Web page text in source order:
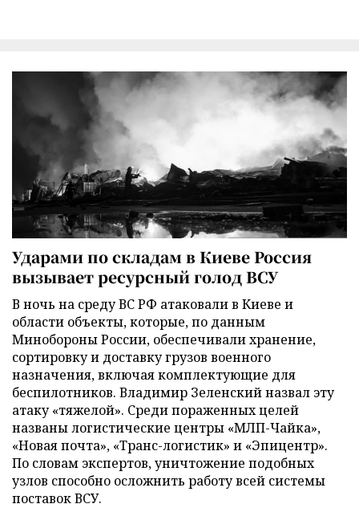
Ударами по складам в Киеве Россия
вызывает ресурсный голод ВСУ
В ночь на среду ВС РФ атаковали в Киеве и
области объекты, которые, по данным
Минобороны России, обеспечивали хранение,
сортировку и доставку грузов военного
назначения, включая комплектующие для
беспилотников. Владимир Зеленский назвал эту
атаку «тяжелой». Среди пораженных целей
названы логистические центры «МЛП-Чайка»,
«Новая почта», «Транс-логистик» и «Эпицентр».
По словам экспертов, уничтожение подобных
узлов способно осложнить работу всей системы
поставок ВСУ.